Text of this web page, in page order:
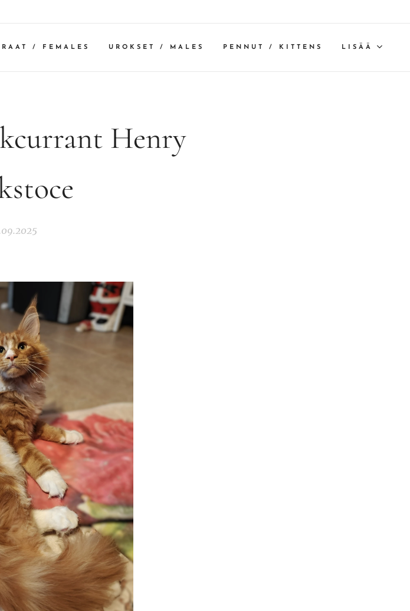
/ FEMALES UROKSET / MALES PENNUT / KITTENS LISÄÄ
Henry